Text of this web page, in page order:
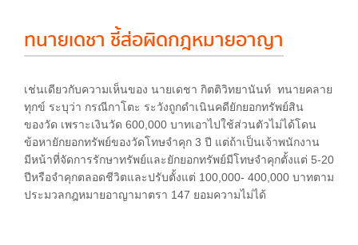
ทนายเดชา ชี้ส่อผิดกฎหมายอาญา
เช่นเดียวกับความเห็นของ นายเดชา กิตติ​วิทยา​นันท์ ทนายคลาย
ทุกข์ ระบุว่า กรณีกาโตะ ระวังถูกดำเนินคดียักยอกทรัพย์สิน
ของวัด เพราะเงินวัด 600,000 บาทเอาไปใช้ส่วนตัวไม่ได้โดน
ข้อหายักยอกทรัพย์ของวัดโทษจำคุก 3 ปี แต่ถ้าเป็นเจ้าพนักงาน
มีหน้าที่จัดการรักษาทรัพย์และยักยอกทรัพย์มีโทษจำคุกตั้งแต่ 5-20
ปีหรือจำคุกตลอดชีวิตและปรับตั้งแต่ 100,000- 400,000 บาทตาม
ประมวลกฎหมายอาญามาตรา 147 ยอมความไม่ได้